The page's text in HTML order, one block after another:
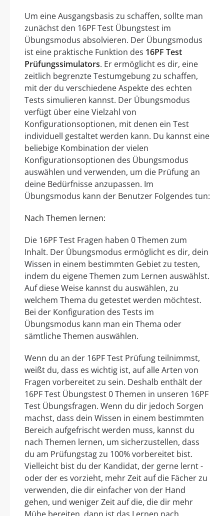
Um eine Ausgangsbasis zu schaffen, sollte man
zunächst den 16PF Test Übungstest im
Übungsmodus absolvieren. Der Übungsmodus
ist eine praktische Funktion des 16PF Test
Prüfungssimulators. Er ermöglicht es dir, eine
zeitlich begrenzte Testumgebung zu schaffen,
mit der du verschiedene Aspekte des echten
Tests simulieren kannst. Der Übungsmodus
verfügt über eine Vielzahl von
Konfigurationsoptionen, mit denen ein Test
individuell gestaltet werden kann. Du kannst eine
beliebige Kombination der vielen
Konfigurationsoptionen des Übungsmodus
auswählen und verwenden, um die Prüfung an
deine Bedürfnisse anzupassen. Im
Übungsmodus kann der Benutzer Folgendes tun:
Nach Themen lernen:
Die 16PF Test Fragen haben 0 Themen zum
Inhalt. Der Übungsmodus ermöglicht es dir, dein
Wissen in einem bestimmten Gebiet zu testen,
indem du eigene Themen zum Lernen auswählst.
Auf diese Weise kannst du auswählen, zu
welchem Thema du getestet werden möchtest.
Bei der Konfiguration des Tests im
Übungsmodus kann man ein Thema oder
sämtliche Themen auswählen.
Wenn du an der 16PF Test Prüfung teilnimmst,
weißt du, dass es wichtig ist, auf alle Arten von
Fragen vorbereitet zu sein. Deshalb enthält der
16PF Test Übungstest 0 Themen in unseren 16PF
Test Übungsfragen. Wenn du dir jedoch Sorgen
machst, dass dein Wissen in einem bestimmten
Bereich aufgefrischt werden muss, kannst du
nach Themen lernen, um sicherzustellen, dass
du am Prüfungstag zu 100% vorbereitet bist.
Vielleicht bist du der Kandidat, der gerne lernt -
oder der es vorzieht, mehr Zeit auf die Fächer zu
verwenden, die dir einfacher von der Hand
gehen, und weniger Zeit auf die, die dir mehr